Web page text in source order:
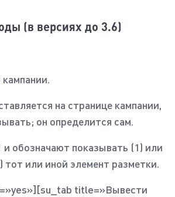
(в версиях до 3.6)
на странице кампании,
он определится сам.
и обозначают показывать (1) или
тот или иной элемент разметки.
title=»Вывести